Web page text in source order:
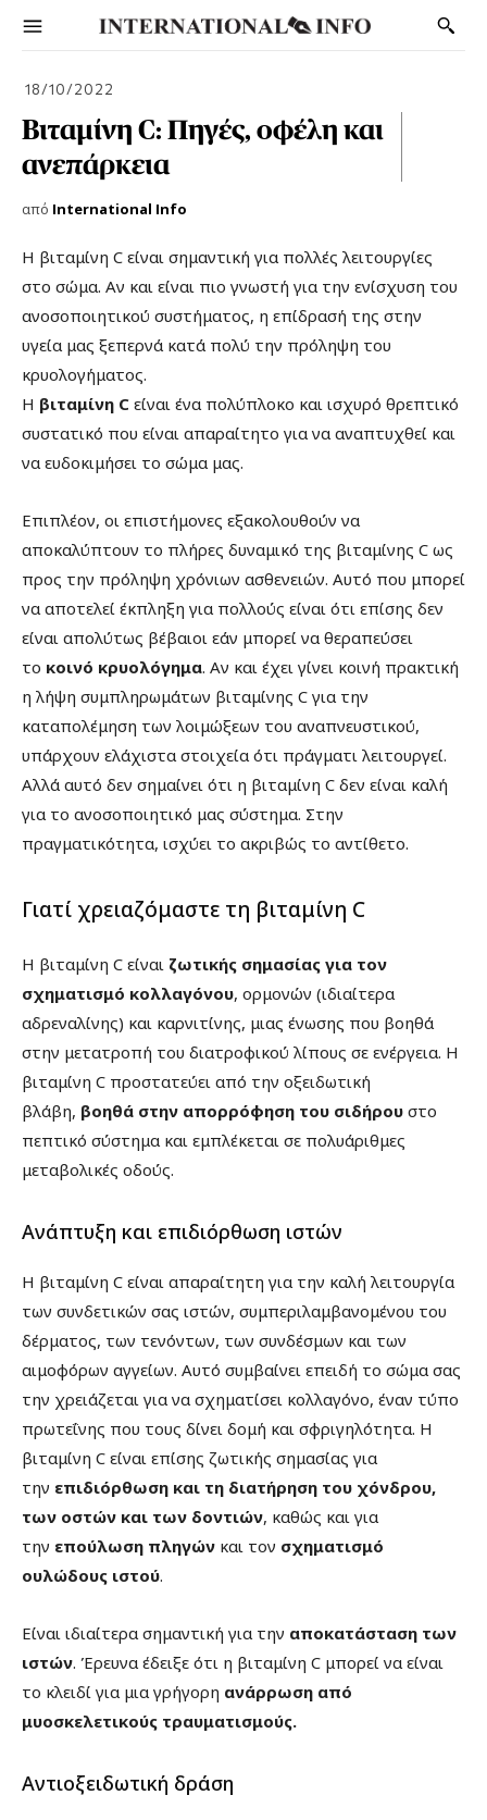
18/10/2022
Βιταμίνη C: Πηγές, οφέλη και
ανεπάρκεια
από International Info
Η βιταμίνη C είναι σημαντική για πολλές λειτουργίες
στο σώμα. Αν και είναι πιο γνωστή για την ενίσχυση του
ανοσοποιητικού συστήματος, η επίδρασή της στην
υγεία μας ξεπερνά κατά πολύ την πρόληψη του
κρυολογήματος.
Η βιταμίνη C είναι ένα πολύπλοκο και ισχυρό θρεπτικό
συστατικό που είναι απαραίτητο για να αναπτυχθεί και
να ευδοκιμήσει το σώμα μας.
Επιπλέον, οι επιστήμονες εξακολουθούν να
αποκαλύπτουν το πλήρες δυναμικό της βιταμίνης C ως
προς την πρόληψη χρόνιων ασθενειών. Αυτό που μπορεί
να αποτελεί έκπληξη για πολλούς είναι ότι επίσης δεν
είναι απολύτως βέβαιοι εάν μπορεί να θεραπεύσει
το κοινό κρυολόγημα. Αν και έχει γίνει κοινή πρακτική
η λήψη συμπληρωμάτων βιταμίνης C για την
καταπολέμηση των λοιμώξεων του αναπνευστικού,
υπάρχουν ελάχιστα στοιχεία ότι πράγματι λειτουργεί.
Αλλά αυτό δεν σημαίνει ότι η βιταμίνη C δεν είναι καλή
για το ανοσοποιητικό μας σύστημα. Στην
πραγματικότητα, ισχύει το ακριβώς το αντίθετο.
Γιατί χρειαζόμαστε τη βιταμίνη C
Η βιταμίνη C είναι ζωτικής σημασίας για τον
σχηματισμό κολλαγόνου, ορμονών (ιδιαίτερα
αδρεναλίνης) και καρνιτίνης, μιας ένωσης που βοηθά
στην μετατροπή του διατροφικού λίπους σε ενέργεια. Η
βιταμίνη C προστατεύει από την οξειδωτική
βλάβη, βοηθά στην απορρόφηση του σιδήρου στο
πεπτικό σύστημα και εμπλέκεται σε πολυάριθμες
μεταβολικές οδούς.
Ανάπτυξη και επιδιόρθωση ιστών
Η βιταμίνη C είναι απαραίτητη για την καλή λειτουργία
των συνδετικών σας ιστών, συμπεριλαμβανομένου του
δέρματος, των τενόντων, των συνδέσμων και των
αιμοφόρων αγγείων. Αυτό συμβαίνει επειδή το σώμα σας
την χρειάζεται για να σχηματίσει κολλαγόνο, έναν τύπο
πρωτεΐνης που τους δίνει δομή και σφριγηλότητα. Η
βιταμίνη C είναι επίσης ζωτικής σημασίας για
την επιδιόρθωση και τη διατήρηση του χόνδρου,
των οστών και των δοντιών, καθώς και για
την επούλωση πληγών και τον σχηματισμό
ουλώδους ιστού.
Είναι ιδιαίτερα σημαντική για την αποκατάσταση των
ιστών. Έρευνα έδειξε ότι η βιταμίνη C μπορεί να είναι
το κλειδί για μια γρήγορη ανάρρωση από
μυοσκελετικούς τραυματισμούς.
Αντιοξειδωτική δράση